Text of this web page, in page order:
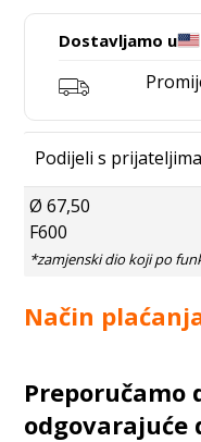
Dostavljamo u
Ø 67,50
F600
Način
Preporučamo
odgovarajuće